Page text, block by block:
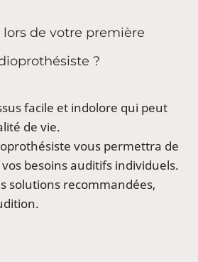
de votre première
?
facile et indolore qui peut
de vie.
vous permettra de
besoins auditifs individuels.
solutions recommandées,